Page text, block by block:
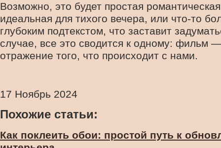
Возможно, это будет простая
идеальная для тихого вечера, или что-то
глубоким подтекстом, что заставит
случае, все это сводится к одному: фильм
отражение того, что происходит с нами.
17 Ноябрь 2024
Похожие статьи:
Как поклеить обои: простой путь к